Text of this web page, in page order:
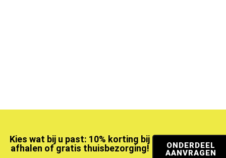
Kies wat bij u past: 10% korting bij
afhalen of gratis thuisbezorging!
ONDERDEEL
AANVRAGEN